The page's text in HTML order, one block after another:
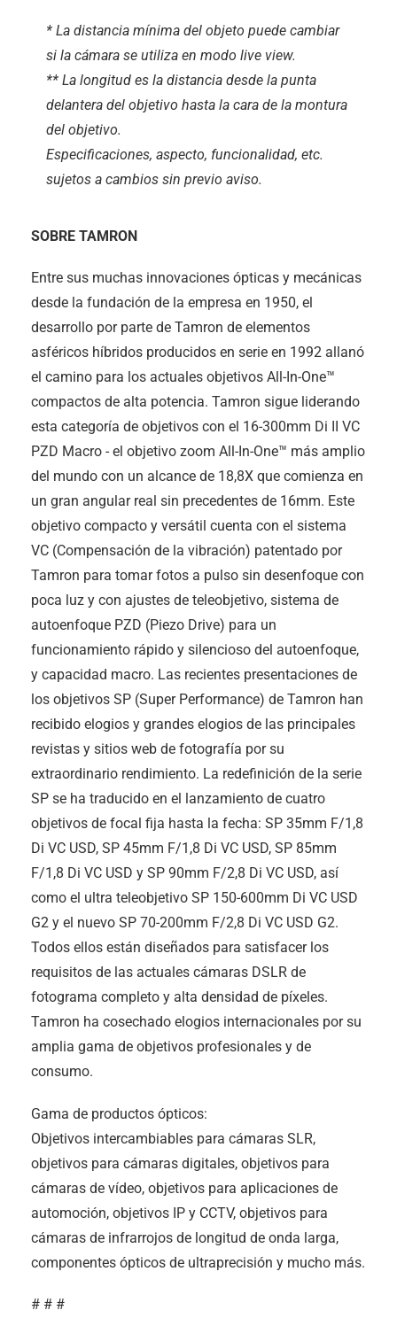
* La distancia mínima del objeto puede cambiar
si la cámara se utiliza en modo live view.
** La longitud es la distancia desde la punta
delantera del objetivo hasta la cara de la montura
del objetivo.
Especificaciones, aspecto, funcionalidad, etc.
sujetos a cambios sin previo aviso.
SOBRE TAMRON
Entre sus muchas innovaciones ópticas y mecánicas
desde la fundación de la empresa en 1950, el
desarrollo por parte de Tamron de elementos
asféricos híbridos producidos en serie en 1992 allanó
el camino para los actuales objetivos All-In-One™
compactos de alta potencia. Tamron sigue liderando
esta categoría de objetivos con el 16-300mm Di II VC
PZD Macro - el objetivo zoom All-In-One™ más amplio
del mundo con un alcance de 18,8X que comienza en
un gran angular real sin precedentes de 16mm. Este
objetivo compacto y versátil cuenta con el sistema
VC (Compensación de la vibración) patentado por
Tamron para tomar fotos a pulso sin desenfoque con
poca luz y con ajustes de teleobjetivo, sistema de
autoenfoque PZD (Piezo Drive) para un
funcionamiento rápido y silencioso del autoenfoque,
y capacidad macro. Las recientes presentaciones de
los objetivos SP (Super Performance) de Tamron han
recibido elogios y grandes elogios de las principales
revistas y sitios web de fotografía por su
extraordinario rendimiento. La redefinición de la serie
SP se ha traducido en el lanzamiento de cuatro
objetivos de focal fija hasta la fecha: SP 35mm F/1,8
Di VC USD, SP 45mm F/1,8 Di VC USD, SP 85mm
F/1,8 Di VC USD y SP 90mm F/2,8 Di VC USD, así
como el ultra teleobjetivo SP 150-600mm Di VC USD
G2 y el nuevo SP 70-200mm F/2,8 Di VC USD G2.
Todos ellos están diseñados para satisfacer los
requisitos de las actuales cámaras DSLR de
fotograma completo y alta densidad de píxeles.
Tamron ha cosechado elogios internacionales por su
amplia gama de objetivos profesionales y de
consumo.
Gama de productos ópticos:
Objetivos intercambiables para cámaras SLR,
objetivos para cámaras digitales, objetivos para
cámaras de vídeo, objetivos para aplicaciones de
automoción, objetivos IP y CCTV, objetivos para
cámaras de infrarrojos de longitud de onda larga,
componentes ópticos de ultraprecisión y mucho más.
# # #